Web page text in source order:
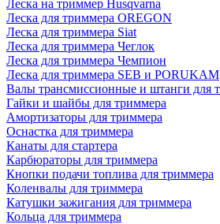
Леска на триммер Husqvarna
Леска для триммера OREGON
Леска для триммера Siat
Леска для триммера Чеглок
Леска для триммера Чемпион
Леска для триммера SEB и PORUKAM
Валы трансмиссионные и штанги для
Гайки и шайбы для триммера
Амортизаторы для триммера
Оснастка для триммера
Канаты для стартера
Карбюраторы для триммера
Кнопки подачи топлива для триммера
Коленвалы для триммера
Катушки зажигания для триммера
Кольца для триммера